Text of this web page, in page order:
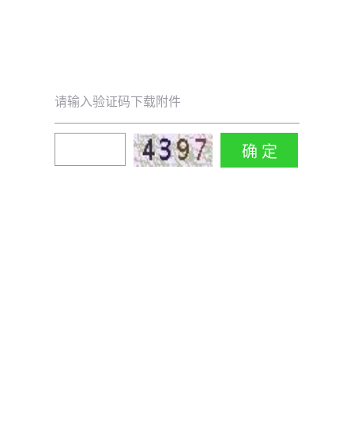
请输入验证码下载附件